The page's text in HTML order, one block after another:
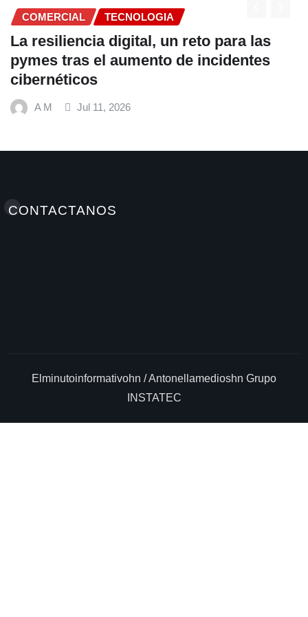
COMERCIAL TECNOLOGIA
La resiliencia digital, un reto para las
pymes tras el aumento de incidentes
cibernéticos
A M Jul 11, 2026
CONTACTANOS
Elminutoinformativohn / Antonellamedioshn Grupo
INSTATEC